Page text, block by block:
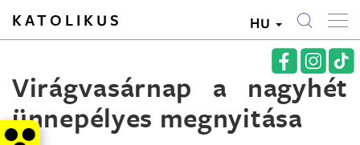
KATOLIKUS HU
Virágvasárnap a nagyhét
ünnepélyes megnyitása